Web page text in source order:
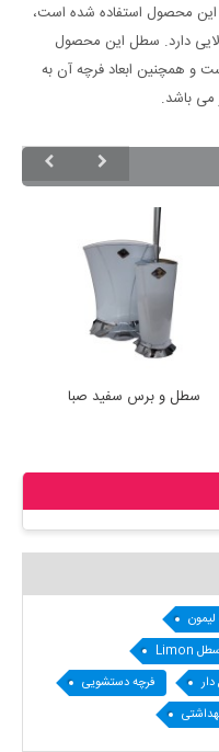
محصول استفاده شده است،
دارد. سطل این محصول
26 سانتی متر است و همچنین ابعاد فرچه آن به
سطل و برس سفید صبا
سطل Limon
فرچه دستشویی